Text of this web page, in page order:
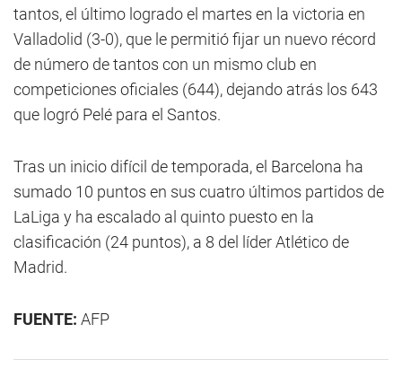
tantos, el último logrado el martes en la victoria en
Valladolid (3-0), que le permitió fijar un nuevo récord
de número de tantos con un mismo club en
competiciones oficiales (644), dejando atrás los 643
que logró Pelé para el Santos.
Tras un inicio difícil de temporada, el Barcelona ha
sumado 10 puntos en sus cuatro últimos partidos de
LaLiga y ha escalado al quinto puesto en la
clasificación (24 puntos), a 8 del líder Atlético de
Madrid.
FUENTE: AFP